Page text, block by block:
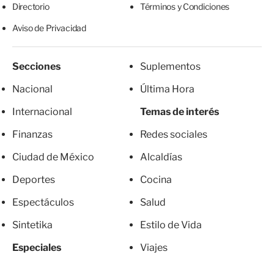
Directorio Términos y Condiciones
Aviso de Privacidad
Secciones
Nacional
Internacional
Finanzas
Ciudad de México
Deportes
Espectáculos
Sintetika
Especiales
Suplementos
Última Hora
Temas de interés
Redes sociales
Alcaldías
Cocina
Salud
Estilo de Vida
Viajes